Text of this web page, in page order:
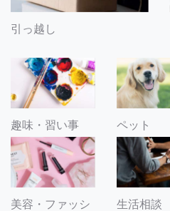
引っ越し
趣味・習い事 ペット
美容・ファッシ
生活相談